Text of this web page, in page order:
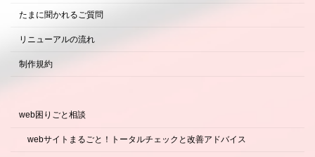
たまに聞かれるご質問
リニューアルの流れ
制作規約
web困りごと相談
webサイトまるごと！トータルチェックと改善アドバイス